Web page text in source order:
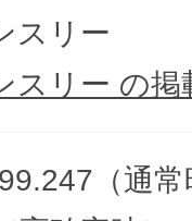
スリー
スリー の掲
（通